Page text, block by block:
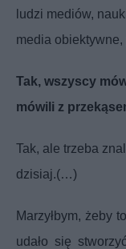
ludzi mediów,
media
Tak, wszyscy
mówili z
Tak, ale trzeba
dzisiaj.(…)
Marzyłbym, żeby
udało się